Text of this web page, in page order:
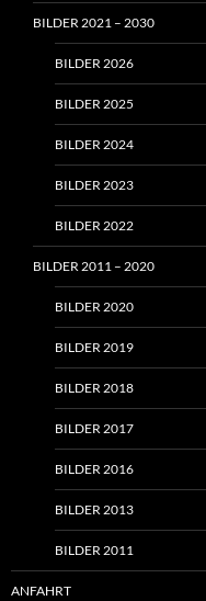
BILDER 2021 – 2030
BILDER 2026
BILDER 2025
BILDER 2024
BILDER 2023
BILDER 2022
BILDER 2011 – 2020
BILDER 2020
BILDER 2019
BILDER 2018
BILDER 2017
BILDER 2016
BILDER 2013
BILDER 2011
ANFAHRT